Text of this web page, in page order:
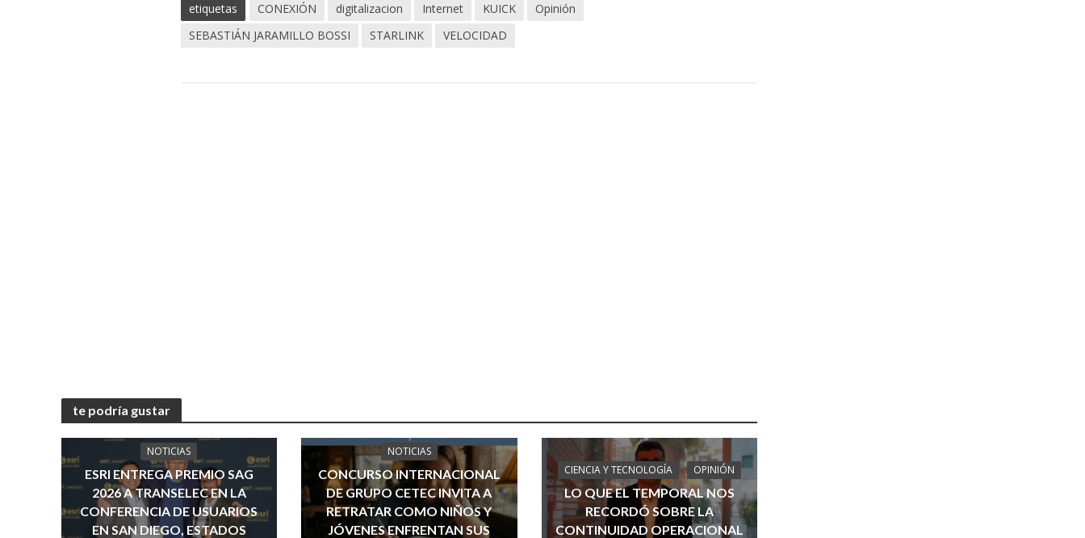
etiquetas CONEXIÓN digitalizacion Internet KUICK
Opinión
SEBASTIÁN JARAMILLO BOSSI
STARLINK VELOCIDAD
te podría gustar
NOTICIAS
ESRI ENTREGA PREMIO SAG
2026 A TRANSELEC EN LA
CONFERENCIA DE USUARIOS
EN SAN DIEGO, ESTADOS
NOTICIAS
CONCURSO INTERNACIONAL
DE GRUPO CETEC INVITA A
RETRATAR COMO NIÑOS Y
JÓVENES ENFRENTAN SUS
CIENCIA Y TECNOLOGÍA OPINIÓN
LO QUE EL TEMPORAL NOS
RECORDÓ SOBRE LA
CONTINUIDAD OPERACIONAL